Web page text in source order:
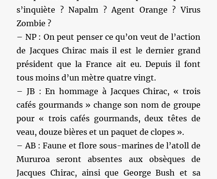
s’inquiète ? Napalm ? Agent Orange ? Virus
Zombie ?
– NP : On peut penser ce qu’on veut de l’action
de Jacques Chirac mais il est le dernier grand
président que la France ait eu. Depuis il font
tous moins d’un mètre quatre vingt.
– JB : En hommage à Jacques Chirac, « trois
cafés gourmands » change son nom de groupe
pour « trois cafés gourmands, deux têtes de
veau, douze bières et un paquet de clopes ».
– AB : Faune et flore sous-marines de l’atoll de
Mururoa seront absentes aux obsèques de
Jacques Chirac, ainsi que George Bush et sa